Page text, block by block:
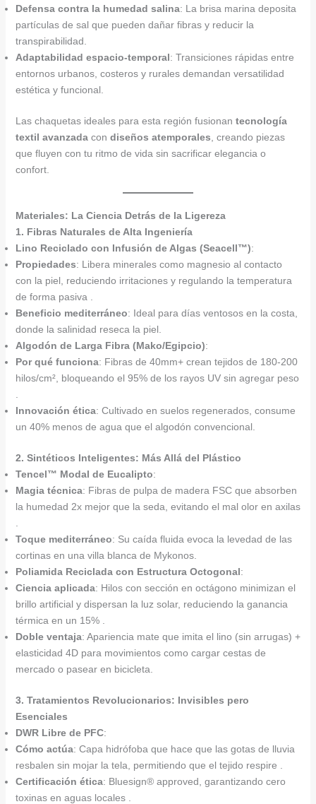
Defensa contra la humedad salina: La brisa marina deposita
partículas de sal que pueden dañar fibras y reducir la
transpirabilidad.
Adaptabilidad espacio-temporal: Transiciones rápidas entre
entornos urbanos, costeros y rurales demandan versatilidad
estética y funcional.
Las chaquetas ideales para esta región fusionan tecnología
textil avanzadacon diseños atemporales , creando piezas
que fluyen con tu ritmo de vida sin sacrificar elegancia o
confort.
Materiales: La Ciencia Detrás de la Ligereza
1. Fibras Naturales de Alta Ingeniería
Lino Reciclado con Infusión de Algas (Seacell™):
Propiedades: Libera minerales como magnesio al contacto
con la piel, reduciendo irritaciones y regulando la temperatura
de forma pasiva .
Beneficio mediterráneo: Ideal para días ventosos en la costa,
donde la salinidad reseca la piel.
Algodón de Larga Fibra (Mako/Egipcio):
Por qué funciona: Fibras de 40mm+ crean tejidos de 180-200
hilos/cm², bloqueando el 95% de los rayos UV sin agregar peso
Innovación ética: Cultivado en suelos regenerados, consume
un 40% menos de agua que el algodón convencional.
2. Sintéticos Inteligentes: Más Allá del Plástico
Tencel™ Modal de Eucalipto:
Magia técnica: Fibras de pulpa de madera FSC que absorben
la humedad 2x mejor que la seda, evitando el mal olor en axilas
Toque mediterráneo: Su caída fluida evoca la levedad de las
cortinas en una villa blanca de Mykonos.
Poliamida Reciclada con Estructura Octogonal:
Ciencia aplicada: Hilos con sección en octágono minimizan el
brillo artificial y dispersan la luz solar, reduciendo la ganancia
térmica en un 15% .
Doble ventaja: Apariencia mate que imita el lino (sin arrugas) +
elasticidad 4D para movimientos como cargar cestas de
mercado o pasear en bicicleta.
3. Tratamientos Revolucionarios: Invisibles pero
Esenciales
DWR Libre de PFC:
Cómo actúa: Capa hidrófoba que hace que las gotas de lluvia
resbalen sin mojar la tela, permitiendo que el tejido respire .
Certificación ética: Bluesign® approved, garantizando cero
toxinas en aguas locales .